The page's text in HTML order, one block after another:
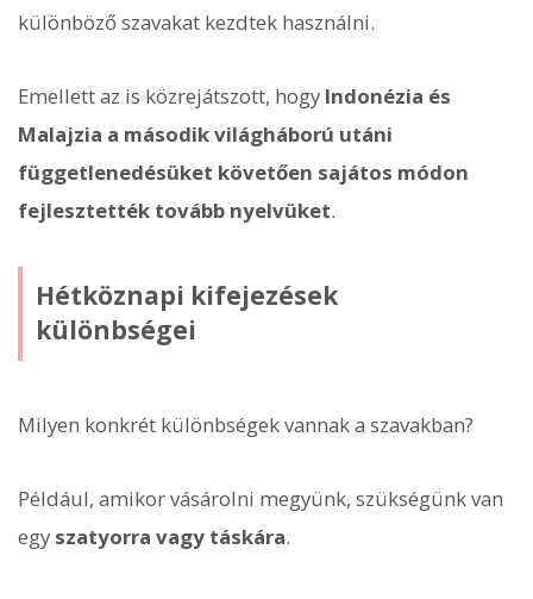
különböző szavakat kezdtek használni.
Emellett az is közrejátszott, hogy Indonézia és
Malajzia a második világháború utáni
függetlenedésüket követően sajátos módon
fejlesztették tovább nyelvüket.
Hétköznapi kifejezések
különbségei
Milyen konkrét különbségek vannak a szavakban?
Például, amikor vásárolni megyünk, szükségünk van
egy szatyorra vagy táskára.